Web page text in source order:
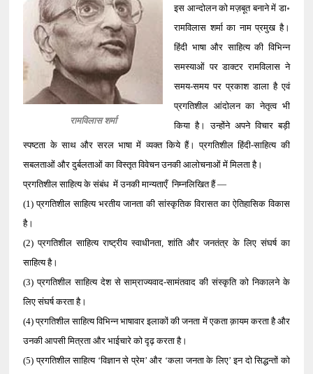
रामविलास शर्मा
इस आन्दोलन को मज़बूत बनाने में डा॰
रामविलास शर्मा का नाम प्रमुख है।
हिंदी भाषा और साहित्य की विभिन्न
समस्याओं पर डाक्टर रामविलास ने
समय-समय पर प्रकाश डाला है एवं
प्रगतिशील आंदोलन का नेतृत्व भी
किया है। उन्होंने अपने विचार बड़ी
स्पष्टता के साथ और सरल भाषा में व्यक्त किये हैं। प्रगतिशील हिंदी-साहित्य की
सबलताओं और दुर्बलताओं का विस्तृत विवेचन उनकी आलोचनाओं में मिलता है।
प्रगतिशील साहित्य के संबंध में उनकी मान्यताएँ निम्नलिखित हैं —
(1) प्रगतिशील साहित्य भरतीय जानता की सांस्कृतिक विरासत का ऐतिहासिक विकास
है।
(2) प्रगतिशील साहित्य राष्ट्रीय स्वाधीनता, शांति और जनतंत्र के लिए संघर्ष का
साहित्य है।
(3) प्रगतिशील साहित्य देश से साम्राज्यवाद-सामंतवाद की संस्कृति को निकालने के
लिए संघर्ष करता है।
(4) प्रगतिशील साहित्य विभिन्न भाषावार इलाकों की जनता में एकता क़ायम करता है और
उनकी आपसी मित्रता और भाईचारे को दृढ़ करता है।
(5) प्रगतिशील साहित्य ‘विज्ञान से प्रेम’ और ‘कला जनता के लिए’ इन दो सिद्धन्तों को